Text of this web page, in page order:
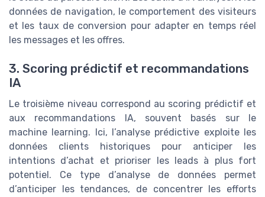
données de navigation, le comportement des visiteurs
et les taux de conversion pour adapter en temps réel
les messages et les offres.
3. Scoring prédictif et recommandations
IA
Le troisième niveau correspond au scoring prédictif et
aux recommandations IA, souvent basés sur le
machine learning. Ici, l’analyse prédictive exploite les
données clients historiques pour anticiper les
intentions d’achat et prioriser les leads à plus fort
potentiel. Ce type d’analyse de données permet
d’anticiper les tendances, de concentrer les efforts